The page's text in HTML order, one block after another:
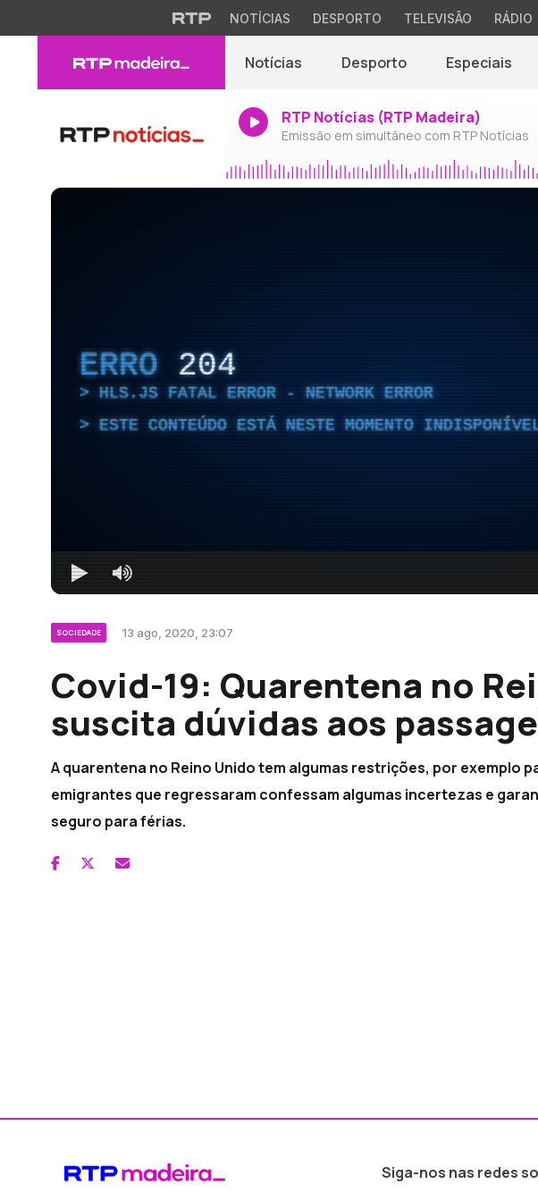
NOTÍCIAS DESPORTO TELEVISÃO RÁDIO
Notícias Desporto Especiais
RTP Notícias (RTP Madeira)
Emissão em simultâneo com RTP Notícias
ERRO 204
HLS.JS FATAL ERROR - NETWORK ERROR
ESTE CONTEÚDO ESTÁ NESTE MOMENTO
SOCIEDADE 13 ago, 2020, 23:07
Covid-19: Quarentena no
suscita dúvidas aos
A quarentena no Reino Unido tem algumas restrições, por exemplo
emigrantes que regressaram confessam algumas incertezas e
seguro para férias.
Siga-nos nas redes